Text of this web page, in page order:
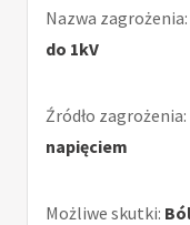
Nazwa zagrożenia:
do 1kV
Źródło zagrożenia:
napięciem
Możliwe skutki: